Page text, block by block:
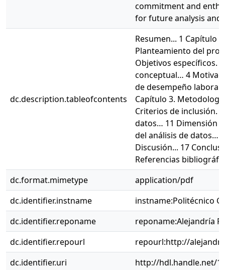
commitment and
for future analysis and
dc.description.tableofcontents
Resumen... 1 Capítulo
Planteamiento del
Objetivos específicos.
conceptual… 4
de desempeño
Capítulo 3.
Criterios de inclusión.
datos… 11 Dimensión
del análisis de datos…
Discusión... 17
Referencias
dc.format.mimetype
application/pdf
dc.identifier.instname
instname:Politécnico
dc.identifier.reponame
reponame:Alejandría
dc.identifier.repourl
repourl:http://
dc.identifier.uri
http://hdl.handle.net/